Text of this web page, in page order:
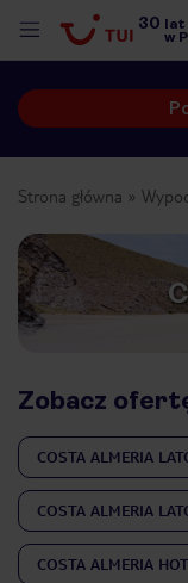
30 lat
w
Strona główna
Zobacz
COSTA ALMERIA
COSTA ALMERIA
COSTA ALMERIA